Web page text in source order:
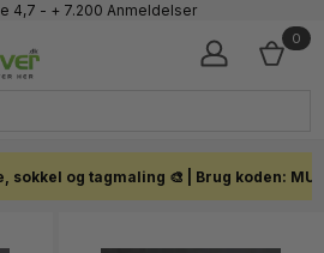
4,7 - + 7.200 Anmeldelser
dages levering
Collect i hele landet
0
sokkel og tagmaling 🎨 | Brug koden: